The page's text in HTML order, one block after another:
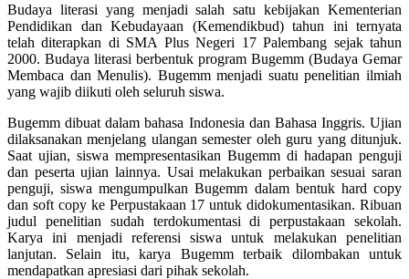
Budaya literasi yang menjadi salah satu kebijakan Kementerian
Pendidikan dan Kebudayaan (Kemendikbud) tahun ini ternyata
telah diterapkan di SMA Plus Negeri 17 Palembang sejak tahun
2000. Budaya literasi berbentuk program Bugemm (Budaya Gemar
Membaca dan Menulis). Bugemm menjadi suatu penelitian ilmiah
yang wajib diikuti oleh seluruh siswa.
Bugemm dibuat dalam bahasa Indonesia dan Bahasa Inggris. Ujian
dilaksanakan menjelang ulangan semester oleh guru yang ditunjuk.
Saat ujian, siswa mempresentasikan Bugemm di hadapan penguji
dan peserta ujian lainnya. Usai melakukan perbaikan sesuai saran
penguji, siswa mengumpulkan Bugemm dalam bentuk hard copy
dan soft copy ke Perpustakaan 17 untuk didokumentasikan. Ribuan
judul penelitian sudah terdokumentasi di perpustakaan sekolah.
Karya ini menjadi referensi siswa untuk melakukan penelitian
lanjutan. Selain itu, karya Bugemm terbaik dilombakan untuk
mendapatkan apresiasi dari pihak sekolah.